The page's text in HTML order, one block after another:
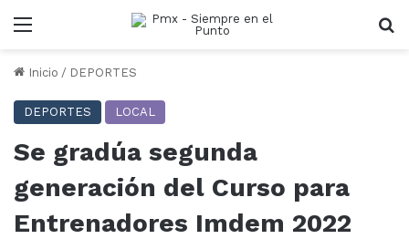
Menu
Inicio / DEPORTES
DEPORTES LOCAL
Se gradúa segunda
generación del Curso para
Entrenadores Imdem 2022